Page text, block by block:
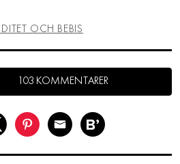
OCH BEBIS
103 KOMMENTARER